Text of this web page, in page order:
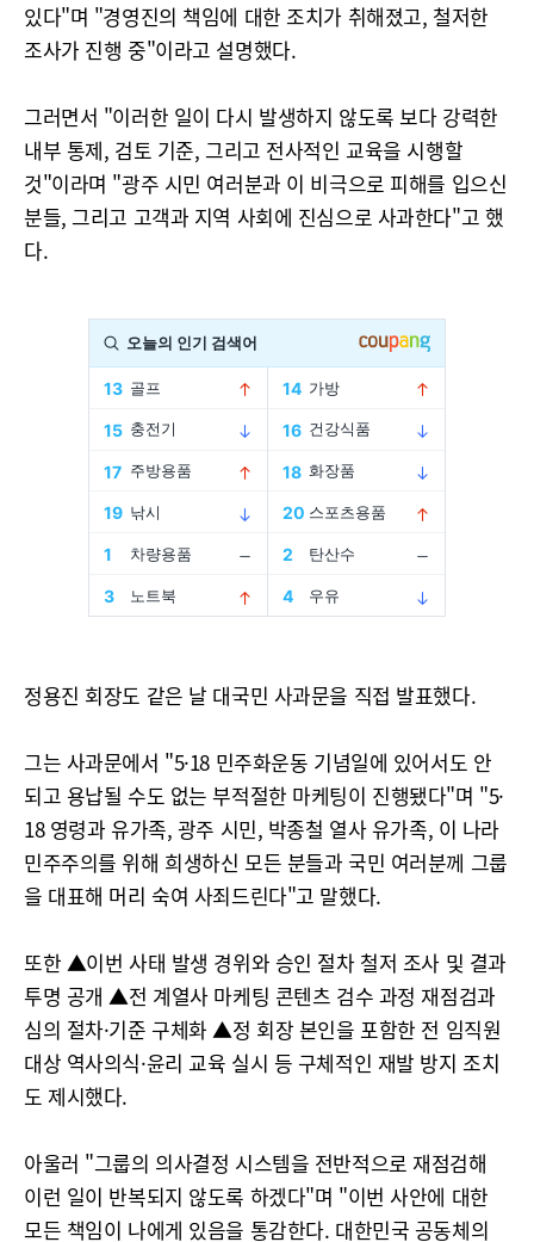
있다"며 "경영진의 책임에 대한 조치가 취해졌고, 철저한
조사가 진행 중"이라고 설명했다.
그러면서 "이러한 일이 다시 발생하지 않도록 보다 강력한
내부 통제, 검토 기준, 그리고 전사적인 교육을 시행할
것"이라며 "광주 시민 여러분과 이 비극으로 피해를 입으신
분들, 그리고 고객과 지역 사회에 진심으로 사과한다"고 했
다.
정용진 회장도 같은 날 대국민 사과문을 직접 발표했다.
그는 사과문에서 "5·18 민주화운동 기념일에 있어서도 안
되고 용납될 수도 없는 부적절한 마케팅이 진행됐다"며 "5·
18 영령과 유가족, 광주 시민, 박종철 열사 유가족, 이 나라
민주주의를 위해 희생하신 모든 분들과 국민 여러분께 그룹
을 대표해 머리 숙여 사죄드린다"고 말했다.
또한 ▲이번 사태 발생 경위와 승인 절차 철저 조사 및 결과
투명 공개 ▲전 계열사 마케팅 콘텐츠 검수 과정 재점검과
심의 절차·기준 구체화 ▲정 회장 본인을 포함한 전 임직원
대상 역사의식·윤리 교육 실시 등 구체적인 재발 방지 조치
도 제시했다.
아울러 "그룹의 의사결정 시스템을 전반적으로 재점검해
이런 일이 반복되지 않도록 하겠다"며 "이번 사안에 대한
모든 책임이 나에게 있음을 통감한다. 대한민국 공동체의